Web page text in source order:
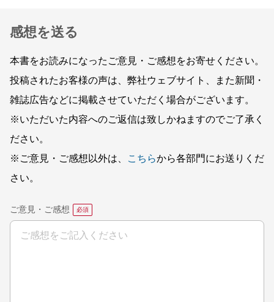
感想を送る
本書をお読みになったご意見・ご感想をお寄せください。
投稿されたお客様の声は、弊社ウェブサイト、また新聞・
雑誌広告などに掲載させていただく場合がございます。
※いただいた内容へのご返信は致しかねますのでご了承く
ださい。
※ご意見・ご感想以外は、
こちらから各部門にお送りくだ
さい。
ご意見・ご感想